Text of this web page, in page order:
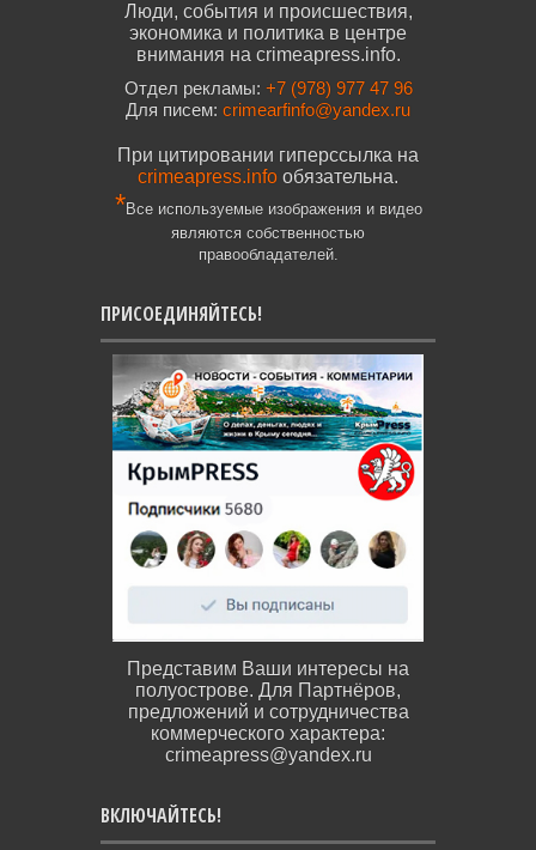
Люди, события и происшествия,
экономика и политика в центре
внимания на crimeapress.info.
Отдел рекламы: +7 (978) 977 47 96
Для писем: crimearfinfo@yandex.ru
При цитировании гиперссылка на
crimeapress.info обязательна.
*Все используемые изображения и видео
являются собственностью
правообладателей.
ПРИСОЕДИНЯЙТЕСЬ!
Представим Ваши интересы на
полуострове. Для Партнёров,
предложений и сотрудничества
коммерческого характера:
crimeapress@yandex.ru
ВКЛЮЧАЙТЕСЬ!